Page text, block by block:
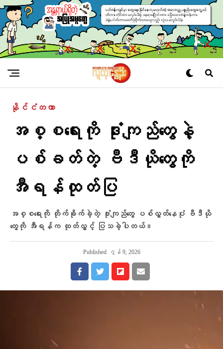
နိုင်ငံတကာ
အစ္စရေးကို ဒုံးကျည်တွေနဲ့
ပစ်ခတ်တဲ့ ဗီဒီယိုတွေကို
အီရန်ထုတ်ပြ
အစ္စရေးကို တိုက်ခိုက်ခဲ့တဲ့ ဒုံးကျည်တွေ ပစ်လွှတ်နေပုံ ဗီဒီယို
တွေကို အီရန်က ထုတ်လွှင့် ပြသခဲ့ပါတယ်။
Published ဇွန် 9, 2026